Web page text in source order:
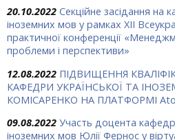
20.10.2022 Секційне засідання на
іноземних мов у рамках XII
практичної конференції
проблеми і перспективи»
12.08.2022 ПІДВИЩЕННЯ
КАФЕДРИ УКРАЇНСЬКОЇ ТА
КОМІСАРЕНКО НА ПЛАТФОРМІ
09.08.2022 Участь доцента
іноземних мов Юлії Фернос у